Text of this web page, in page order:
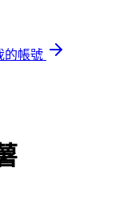
的帳號